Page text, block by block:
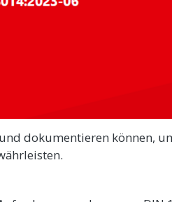
dokumentieren können,